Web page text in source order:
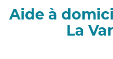
Aide à
La